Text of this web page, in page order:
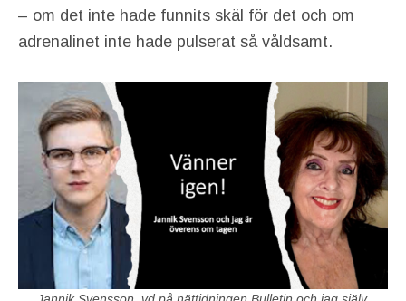
– om det inte hade funnits skäl för det och om
adrenalinet inte hade pulserat så våldsamt.